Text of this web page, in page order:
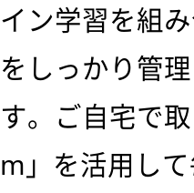
イン学習を組
をしっかり管
す。ご自宅で
m」を活用し